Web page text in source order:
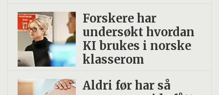
Forskere har
undersøkt hvordan
KI brukes i norske
klasserom
Aldri før har så